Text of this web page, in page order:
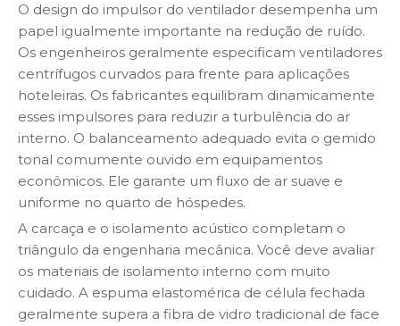
O design do impulsor do ventilador desempenha um
papel igualmente importante na redução de ruído.
Os engenheiros geralmente especificam ventiladores
centrífugos curvados para frente para aplicações
hoteleiras. Os fabricantes equilibram dinamicamente
esses impulsores para reduzir a turbulência do ar
interno. O balanceamento adequado evita o gemido
tonal comumente ouvido em equipamentos
econômicos. Ele garante um fluxo de ar suave e
uniforme no quarto de hóspedes.
A carcaça e o isolamento acústico completam o
triângulo da engenharia mecânica. Você deve avaliar
os materiais de isolamento interno com muito
cuidado. A espuma elastomérica de célula fechada
geralmente supera a fibra de vidro tradicional de face